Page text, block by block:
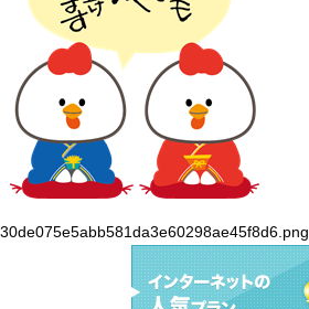
201701194
は
30de075e5abb581da3e60298ae45f8d6.png